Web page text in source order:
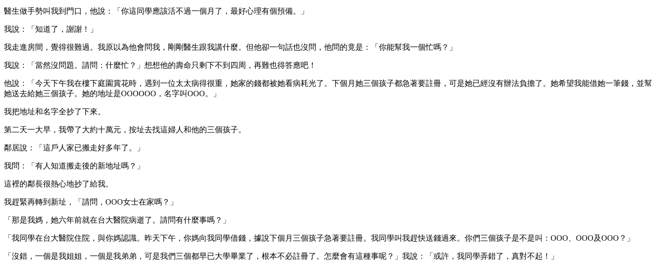
醫生做手勢叫我到門口，他說：「你這同學應該活不過一個月了，最好心理有個預備。」
我說：「知道了，謝謝！」
我走進房間，覺得很難過。我原以為他會問我，剛剛醫生跟我講什麼。但他卻一句話也沒問，他問的竟是：「你能幫我一個忙嗎？」
我說：「當然沒問題。請問：什麼忙？」想想他的壽命只剩下不到四周，再難也得答應吧！
他說：「今天下午我在樓下庭園賞花時，遇到一位太太病得很重，她家的錢都被她看病耗光了。下個月她三個孩子都急著要註冊，可是她已經沒有辦法負擔了。她希望我能借她一筆錢，並幫
她送去給她三個孩子。她的地址是OOOOOO，名字叫OOO。」
我把地址和名字全抄了下來。
第二天一大早，我帶了大約十萬元，按址去找這婦人和他的三個孩子。
鄰居說：「這戶人家已搬走好多年了。」
我問：「有人知道搬走後的新地址嗎？」
這裡的鄰長很熱心地抄了給我。
我趕緊再轉到新址，「請問，OOO女士在家嗎？」
「那是我媽，她六年前就在台大醫院病逝了。請問有什麼事嗎？」
「我同學在台大醫院住院，與你媽認識。昨天下午，你媽向我同學借錢，據說下個月三個孩子急著要註冊。我同學叫我趕快送錢過來。你們三個孩子是不是叫：OOO、OOO及OOO？」
「沒錯，一個是我姐姐，一個是我弟弟，可是我們三個都早已大學畢業了，根本不必註冊了。怎麼會有這種事呢？」我說：「或許，我同學弄錯了，真對不起！」